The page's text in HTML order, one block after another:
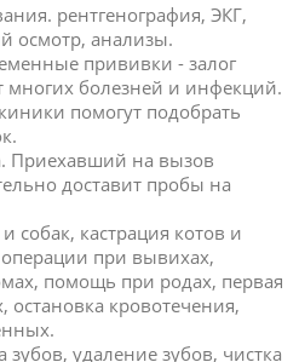
рентгенография, ЭКГ,
осмотр, анализы.
прививки - залог
болезней и инфекций.
помогут подобрать
Приехавший на вызов
доставит пробы на
собак, кастрация котов и
операции при вывихах,
помощь при родах, первая
кровотечения,
зубов, удаление зубов, чистка